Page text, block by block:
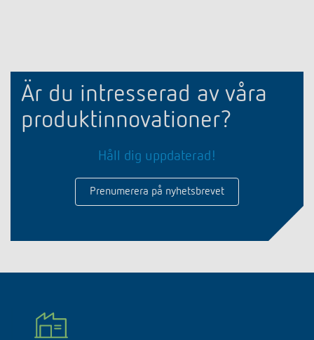
Är du intresserad av våra
produktinnovationer?
Håll dig uppdaterad!
Prenumerera på nyhetsbrevet